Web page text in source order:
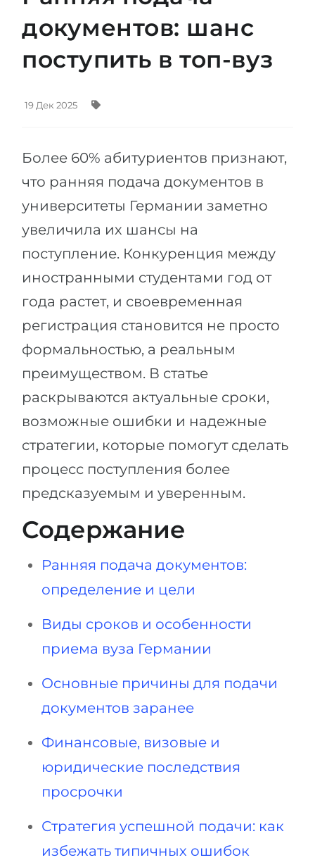
ШТУДИЕНКОЛЛЕГ
Штудиенколлеги
Freshman / Foundation
Подготовка к штудиенколлег
Специальные курсы
Математика
Города
ПРОФЕССИИ
Профессии
Специальности
Примеры вакансий
КАРЬЕРНОЕ ОРИЕНТИРОВАНИЕ
Тест Голланда
Тест Карта Интересов
100%
Наши студенты успешно поступают
КОНСУЛЬТАЦИЯ!
Штудиенколлег
Бакалавриат
Магистратура
ПОСТУПАЕМ ПОСЛЕ...
Школы 12 классов (NIS)
Колледжа
IB-Diploma
1 курса
2-3 курса
Бакалавриата
Медицина
Инженерия
Физика
Менеджмент
Другая специальность
ПОСТУПАЕМ ИЗ...
Россия
Казахстан
Азербайджан
Армения
Беларусь
ЗАПИСАТЬСЯ НА КОНСУЛЬТАЦИЮ
документов: шанс
поступить в топ-вуз
19 Дек 2025
Более 60% абитуриентов признают,
что ранняя подача документов в
университеты Германии заметно
увеличила их шансы на
поступление. Конкуренция между
иностранными студентами год от
года растет, и своевременная
регистрация становится не просто
формальностью, а реальным
преимуществом. В статье
раскрываются актуальные сроки,
возможные ошибки и надежные
стратегии, которые помогут сделать
процесс поступления более
предсказуемым и уверенным.
Содержание
Ранняя подача документов:
определение и цели
Виды сроков и особенности
приема вуза Германии
Основные причины для подачи
документов заранее
Финансовые, визовые и
юридические последствия
просрочки
Стратегия успешной подачи: как
избежать типичных ошибок